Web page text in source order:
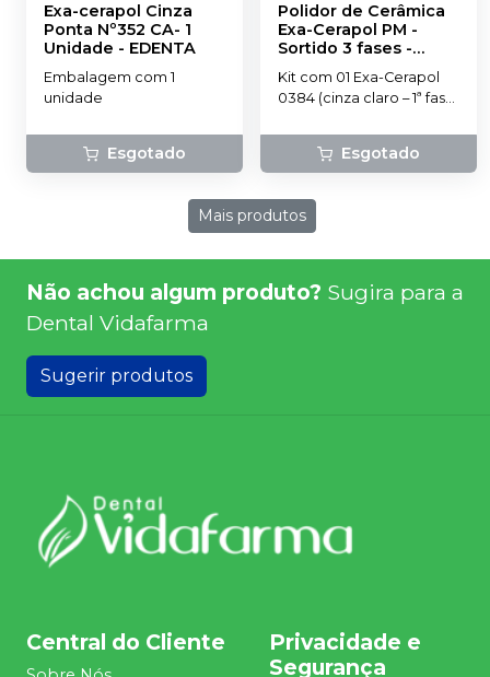
Exa-cerapol Cinza
Ponta Nº352 CA- 1
Unidade - EDENTA
Embalagem com 1
unidade
Esgotado
Polidor de Cerâmica
Exa-Cerapol PM -
Sortido 3 fases -
EDENTA
Kit com 01 Exa-Cerapol
0384 (cinza claro – 1ª fase)
(rosa – 2ª fase) ; 01 Cerapol
Super 0374 (cinza escuro
Esgotado
Mais produtos
Não achou algum produto? Sugira para a
Dental Vidafarma
Sugerir produtos
Central do Cliente
Privacidade e
Segurança